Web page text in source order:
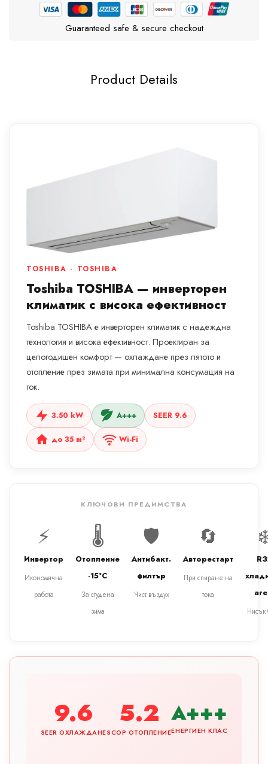
Guaranteed safe & secure checkout
Product Details
TOSHIBA · TOSHIBA
Toshiba TOSHIBA — инверторен
климатик с висока ефективност
Toshiba TOSHIBA е инверторен климатик с надеждна
технология и висока ефективност. Проектиран за
целогодишен комфорт — охлаждане през лятото и
отопление през зимата при минимална консумация на
ток.
3.50 kW A+++ SEER 9.6
до 35 m² Wi-Fi
КЛЮЧОВИ ПРЕДИМСТВА
⚡
Инвертор
Икономична
работа
🌡️
Отопление
-15°C
За студена
зима
🛡️
Антибакт.
филтър
Чист въздух
🔄
Авторестарт
При спиране на
тока
Нисък
9.6
SEER ОХЛАЖДАНЕ
5.2
SCOP ОТОПЛЕНИЕ
A+++
ЕНЕРГИЕН КЛАС